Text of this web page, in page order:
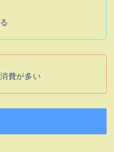
費が多い